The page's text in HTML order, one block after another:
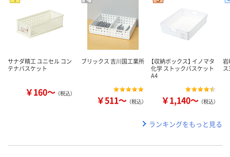
サナダ精工 ユニセル コン
テナバスケット
￥160～ （税込）
ブリックス 吉川国工業所
￥511～ （税込）
【収納ボックス】 イノマタ
化学 ストックバスケット
A4
￥1,140～ （税込）
ランキングをもっと見る